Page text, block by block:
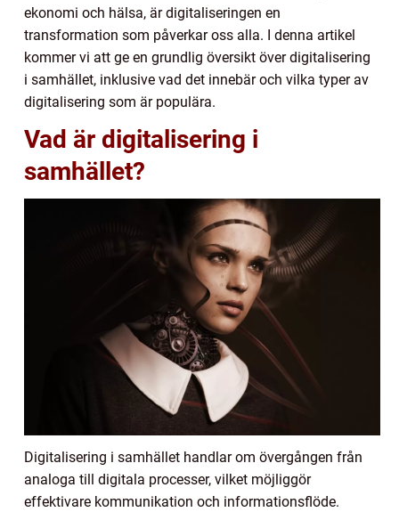
ekonomi och hälsa, är digitaliseringen en
transformation som påverkar oss alla. I denna artikel
kommer vi att ge en grundlig översikt över digitalisering
i samhället, inklusive vad det innebär och vilka typer av
digitalisering som är populära.
Vad är digitalisering i
samhället?
Digitalisering i samhället handlar om övergången från
analoga till digitala processer, vilket möjliggör
effektivare kommunikation och informationsflöde.